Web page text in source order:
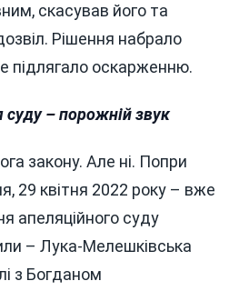
скасував його та
Рішення набрало
підлягало оскарженню.
суду – порожній звук
закону. Але ні. Попри
29 квітня 2022 року – вже
апеляційного суду
– Лука-Мелешківська
з Богданом